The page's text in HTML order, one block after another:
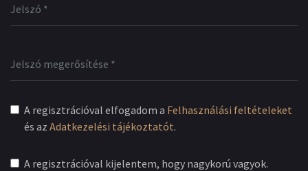
A regisztrációval elfogadom a Felhasználási feltételeket
és az Adatkezelési tájékoztatót.
A regisztrációval kijelentem, hogy nagykorú vagyok.